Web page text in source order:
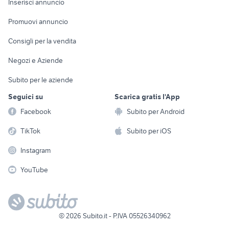
Fotografia
Telefonia
Biciclette
Inserisci annuncio
Promuovi annuncio
Consigli per la vendita
Negozi e Aziende
Subito per le aziende
Seguici su
Facebook
TikTok
Instagram
YouTube
Scarica gratis l'App
Subito per Android
Subito per iOS
©2026 Subito.it - P.IVA 05526340962